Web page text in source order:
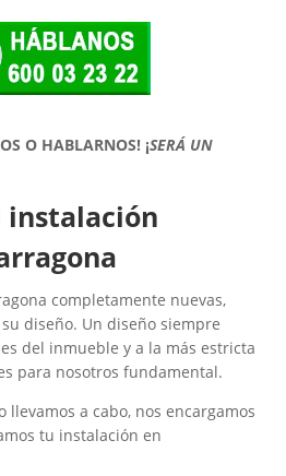
O HABLARNOS! ¡SERÁ UN
instalación
completamente nuevas,
diseño. Un diseño siempre
del inmueble y a la más estricta
para nosotros fundamental.
llevamos a cabo, nos encargamos
tu instalación en